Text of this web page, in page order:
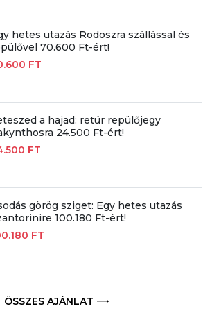
hetes utazás Rodoszra szállással és
70.600 Ft-ért!
FT
a hajad: retúr repülőjegy
24.500 Ft-ért!
FT
görög sziget: Egy hetes utazás
100.180 Ft-ért!
FT
ÖSSZES AJÁNLAT